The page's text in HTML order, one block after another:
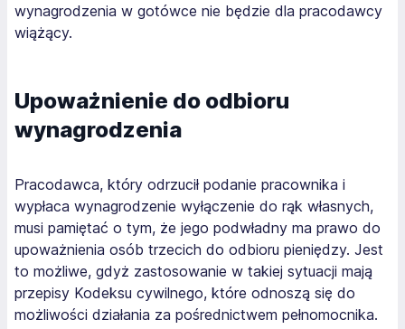
wynagrodzenia w gotówce nie będzie dla pracodawcy
wiążący.
Upoważnienie do odbioru
wynagrodzenia
Pracodawca, który odrzucił podanie pracownika i
wypłaca wynagrodzenie wyłączenie do rąk własnych,
musi pamiętać o tym, że jego podwładny ma prawo do
upoważnienia osób trzecich do odbioru pieniędzy. Jest
to możliwe, gdyż zastosowanie w takiej sytuacji mają
przepisy Kodeksu cywilnego, które odnoszą się do
możliwości działania za pośrednictwem pełnomocnika.